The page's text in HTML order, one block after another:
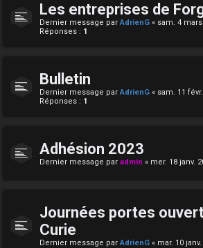
Les entreprises de
Dernier message parAdrienG « sam. 4 mars
Réponses : 1
Bulletin
Dernier message parAdrienG « sam. 11
Réponses : 1
Adhésion 2023
Dernier message par admin « mer. 18 janv.
Journées portes
Curie
Dernier message parAdrienG « mar. 10